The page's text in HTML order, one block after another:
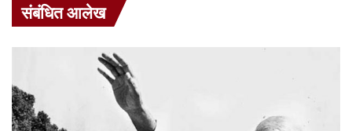
संबंधित आलेख